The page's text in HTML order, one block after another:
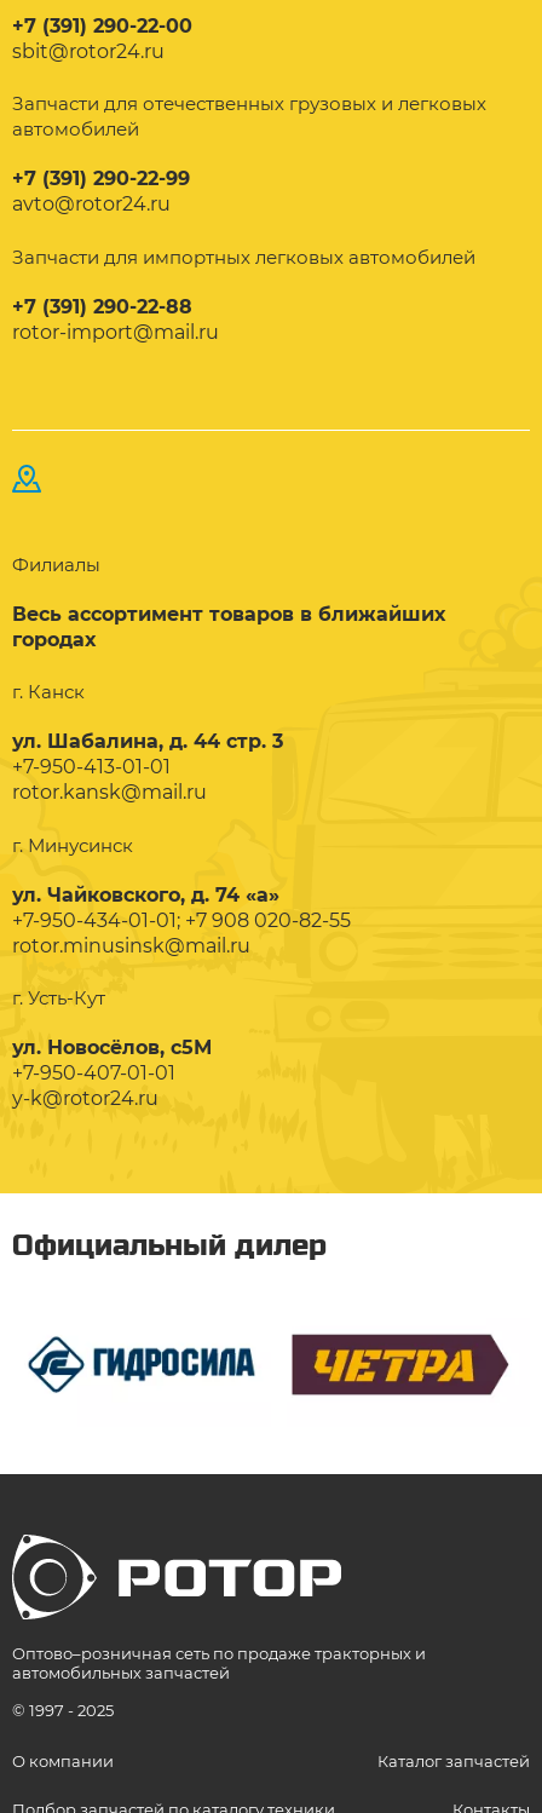
+7 (391) 290-22-00
sbit@rotor24.ru
Запчасти для отечественных грузовых и легковых
автомобилей
+7 (391) 290-22-99
avto@rotor24.ru
Запчасти для импортных легковых автомобилей
+7 (391) 290-22-88
rotor-import@mail.ru
Филиалы
Весь ассортимент товаров в ближайших
городах
г. Канск
ул. Шабалина, д. 44 стр. 3
+7-950-413-01-01
rotor.kansk@mail.ru
г. Минусинск
ул. Чайковского, д. 74 «а»
+7-950-434-01-01; +7 908 020-82-55
rotor.minusinsk@mail.ru
г. Усть-Кут
ул. Новосёлов, с5М
+7-950-407-01-01
y-k@rotor24.ru
Официальный дилер
Оптово–розничная сеть по продаже тракторных и
автомобильных запчастей
© 1997 - 2025
О компании Каталог запчастей